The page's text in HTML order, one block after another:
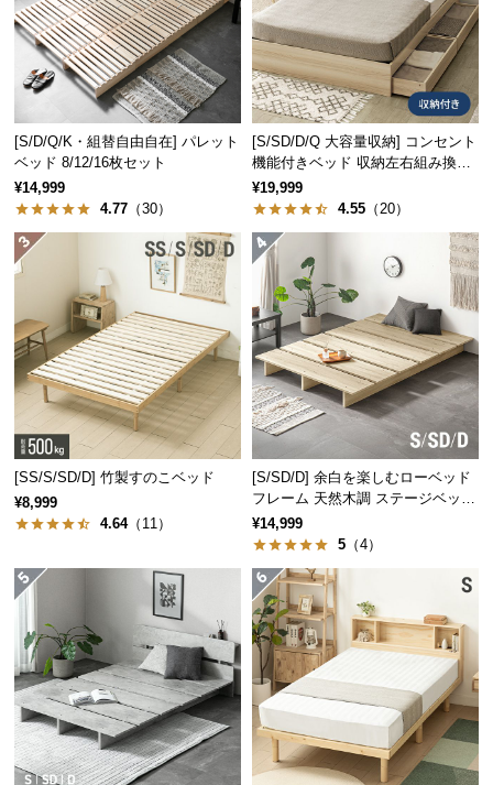
中
型
商
品
配
送
に
つ
い
型
商
品
の
配
つ
て
梱
設
置
サ
ー
ビ
[S/D/Q/K・組替自由自在] パレット
ベッド 8/12/16枚セット
¥14,999
4.77 （30）
[S/SD/D/Q 大容量収納] コンセント
機能付きベッド 収納左右組み換え
可能
¥19,999
4.55 （20）
[SS/S/SD/D] 竹製すのこベッド
¥8,999
4.64（11）
[S/SD/D] 余白を楽しむローベッド
フレーム 天然木調 ステージベッド
ロボット掃除機対応
¥14,999
5 （4）